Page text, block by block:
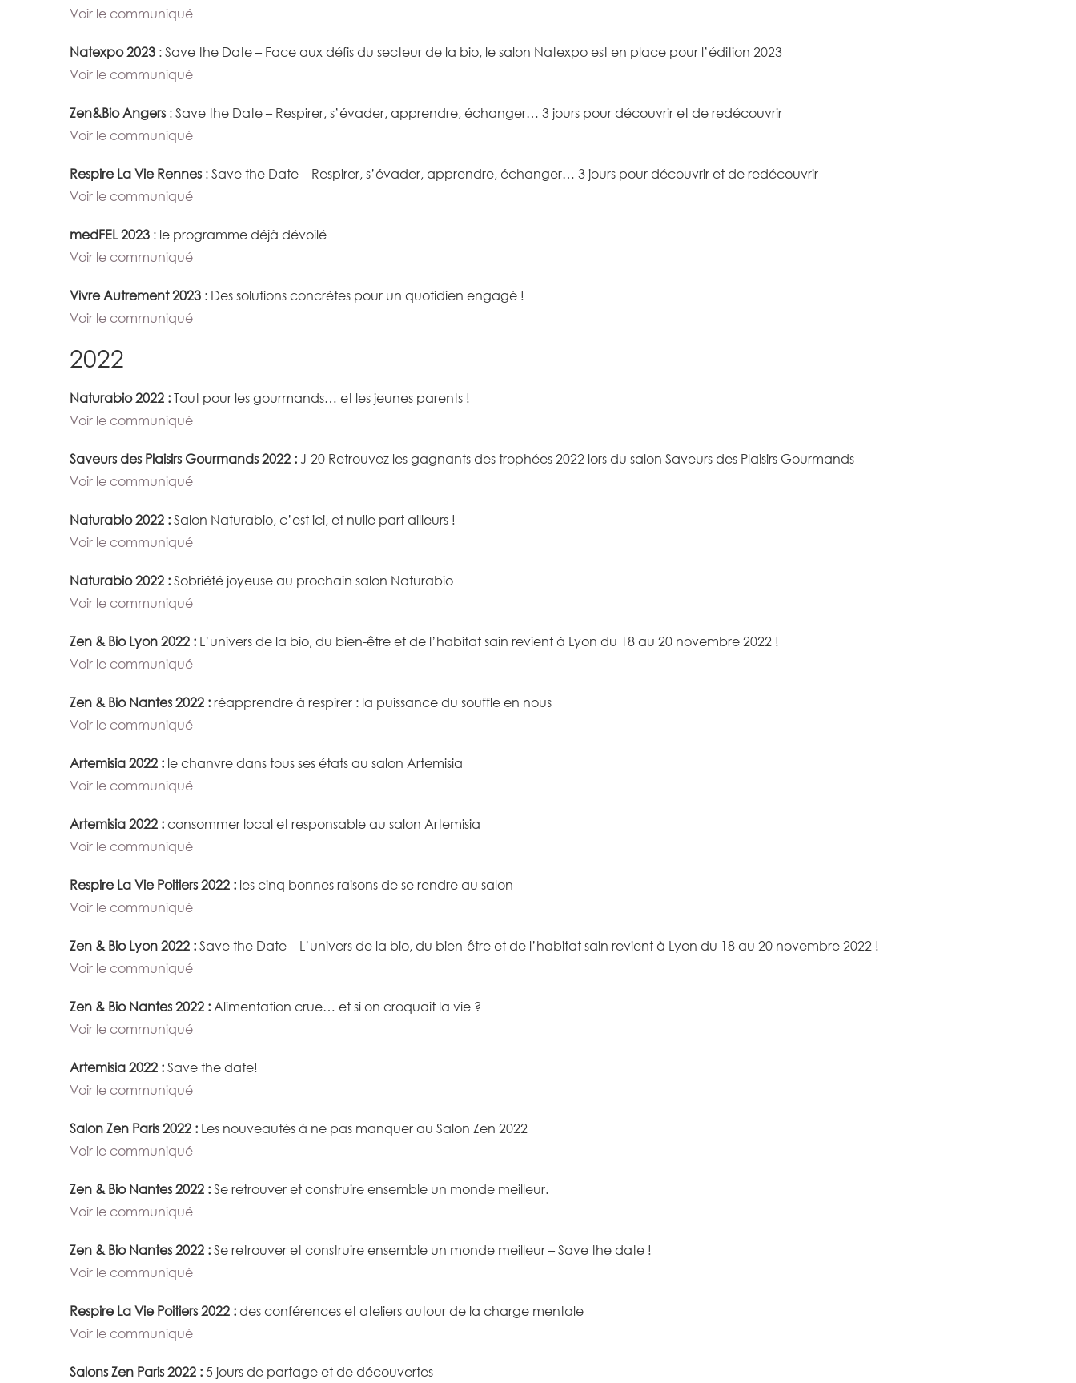
Voir le communiqué
Natexpo 2023 : Save the Date – Face aux défis du secteur de la bio, le salon Natexpo est en place pour l’édition 2023
Voir le communiqué
Zen&Bio Angers : Save the Date – Respirer, s’évader, apprendre, échanger… 3 jours pour découvrir et de redécouvrir
Voir le communiqué
Respire La Vie Rennes : Save the Date – Respirer, s’évader, apprendre, échanger… 3 jours pour découvrir et de redécouvrir
Voir le communiqué
medFEL 2023 : le programme déjà dévoilé
Voir le communiqué
Vivre Autrement 2023 : Des solutions concrètes pour un quotidien engagé !
Voir le communiqué
2022
Naturabio 2022 :Tout pour les gourmands… et les jeunes parents !
Voir le communiqué
Saveurs des Plaisirs Gourmands 2022 : J-20 Retrouvez les gagnants des trophées 2022 lors du salon Saveurs des Plaisirs Gourmands
Voir le communiqué
Naturabio 2022 :Salon Naturabio, c’est ici, et nulle part ailleurs !
Voir le communiqué
Naturabio 2022 :Sobriété joyeuse au prochain salon Naturabio
Voir le communiqué
Zen & Bio Lyon 2022 : L’univers de la bio, du bien-être et de l’habitat sain revient à Lyon du 18 au 20 novembre 2022 !
Voir le communiqué
Zen & Bio Nantes 2022 :réapprendre à respirer : la puissance du souffle en nous
Voir le communiqué
Artemisia 2022 : le chanvre dans tous ses états au salon Artemisia
Voir le communiqué
Artemisia 2022 :consommer local et responsable au salon Artemisia
Voir le communiqué
Respire La Vie Poitiers 2022 : les cinq bonnes raisons de se rendre au salon
Voir le communiqué
Zen & Bio Lyon 2022 :Save the Date – L’univers de la bio, du bien-être et de l’habitat sain revient à Lyon du 18 au 20 novembre 2022 !
Voir le communiqué
Zen & Bio Nantes 2022 : Alimentation crue… et si on croquait la vie ?
Voir le communiqué
Artemisia 2022 :Save the date!
Voir le communiqué
Salon Zen Paris 2022 : Les nouveautés à ne pas manquer au Salon Zen 2022
Voir le communiqué
Zen & Bio Nantes 2022 :Se retrouver et construire ensemble un monde meilleur.
Voir le communiqué
Zen & Bio Nantes 2022 :Se retrouver et construire ensemble un monde meilleur – Save the date !
Voir le communiqué
Respire La Vie Poitiers 2022 :des conférences et ateliers autour de la charge mentale
Voir le communiqué
Salons Zen Paris 2022 :5 jours de partage et de découvertes